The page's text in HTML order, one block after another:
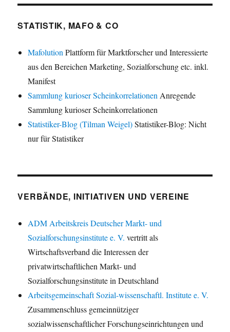
STATISTIK, MAFO & CO
Mafolution Plattform für Marktforscher und Interessierte
aus den Bereichen Marketing, Sozialforschung etc. inkl.
Manifest
Sammlung kurioser Scheinkorrelationen Anregende
Sammlung kurioser Scheinkorrelationen
Statistiker-Blog (Tilman Weigel)Statistiker-Blog: Nicht
nur für Statistiker
VERBÄNDE, INITIATIVEN UND VEREINE
ADM Arbeitskreis Deutscher Markt- und
Sozialforschungsinstitute e. V. vertritt als
Wirtschaftsverband die Interessen der
privatwirtschaftlichen Markt- und
Sozialforschungsinstitute in Deutschland
Arbeitsgemeinschaft Sozial-wissenschaftl. Institute e. V.
Zusammenschluss gemeinnütziger
sozialwissenschaftlicher Forschungseinrichtungen und